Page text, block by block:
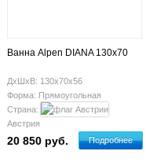
Ванна Alpen DIANA 130x70
ДхШхВ: 130х70х56
Форма: Прямоугольная
Страна:
Австрия
20 850 руб. Подробнее